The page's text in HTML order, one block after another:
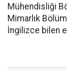
Mühendisliği
Mimarlık
İngilizce bilen